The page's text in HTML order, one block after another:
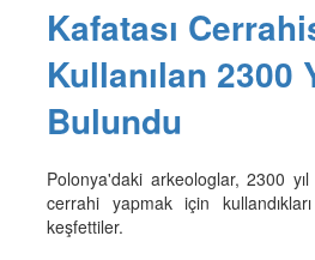
Kafatası
Kullanılan 2300
Bulundu
Polonya'daki arkeologlar, 2300
cerrahi yapmak için
keşfettiler.